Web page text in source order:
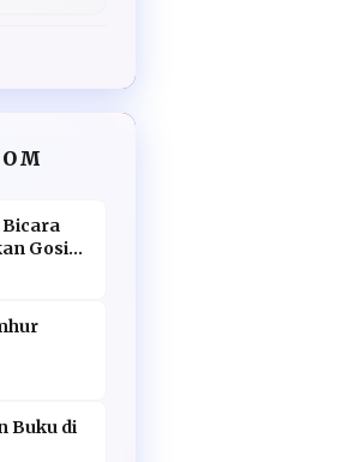
Gosip
Buku di